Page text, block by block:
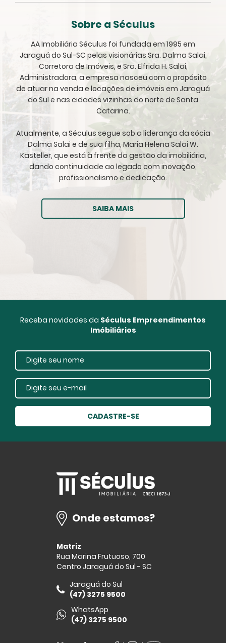
Sobre a Séculus
AA Imobiliária Séculus foi fundada em 1995 em
Jaraguá do Sul-SC pelas visionárias Sra. Dalma Salai,
Corretora de Imóveis, e Sra. Elfrida H. Salai,
Administradora, a empresa nasceu com o propósito
de atuar na venda e locações de imóveis em Jaraguá
do Sul e nas cidades vizinhas do norte de Santa
Catarina.
Atualmente, a Séculus segue sob a liderança da sócia
Dalma Salai e de sua filha, Maria Helena Salai W.
Kasteller, que está à frente da gestão da imobiliária,
dando continuidade ao legado com inovação,
profissionalismo e dedicação.
SAIBA MAIS
Receba novidades da Séculus Empreendimentos
Imóbiliários
CADASTRE-SE
Onde estamos?
Matriz
Rua Marina Frutuoso, 700
Centro Jaraguá do Sul - SC
Jaraguá do Sul
(47) 3275 9500
WhatsApp
(47) 3275 9500